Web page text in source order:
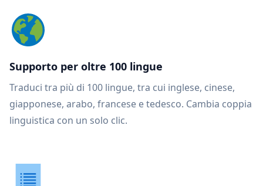
Supporto per oltre 100 lingue
Traduci tra più di 100 lingue, tra cui inglese, cinese,
giapponese, arabo, francese e tedesco. Cambia coppia
linguistica con un solo clic.